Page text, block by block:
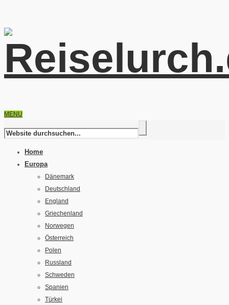
MENU
Home
Europa
Dänemark
Deutschland
England
Griechenland
Norwegen
Österreich
Polen
Russland
Schweden
Spanien
Türkei